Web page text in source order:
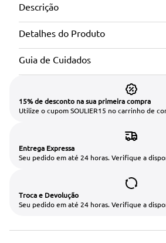
Descrição
Detalhes do Produto
Guia de Cuidados
15% de desconto na sua primeira compra
Utilize o cupom SOULIER15 no carrinho de
Entrega Expressa
Seu pedido em até 24 horas. Verifique a
Troca e Devolução
Seu pedido em até 24 horas. Verifique a